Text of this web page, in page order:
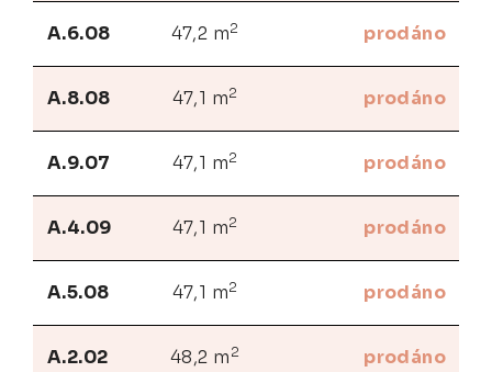
A.6.08 47,2 m2 prodáno
A.8.08 47,1 m2 prodáno
A.9.07 47,1 m2 prodáno
A.4.09 47,1 m2 prodáno
A.5.08 47,1 m2 prodáno
A.2.02 48,2 m 2 prodáno